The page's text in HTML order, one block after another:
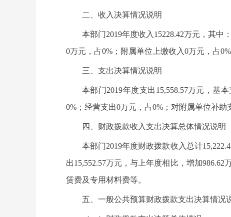
二、收入决算情况说明
本部门2019年度收入15228.42万元，其中
0万元，占0%；附属单位上缴收入0万元，占
三、支出决算情况说明
本部门2019年度支出15,558.57万元，基
0%；经营支出0万元，占0%；对附属单位补助
四、财政拨款收入支出决算总体情况说明
本部门2019年度财政拨款收入总计
出15,552.57万元，与上年度相比，增加
赁费及专用材料费等。
五、一般公共预算财政拨款支出决算情况